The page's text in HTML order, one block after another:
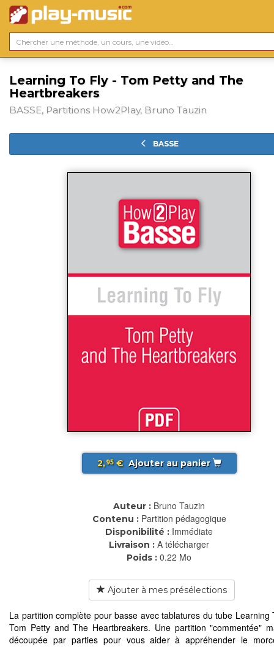
Learning To Fly - Tom Petty and The
Heartbreakers
BASSE, Partitions How2Play, Bruno Tauzin
BASSE
2,95€ Ajouter au panier
Auteur : Bruno Tauzin
Contenu : Partition pédagogique
Disponibilité : Immédiate
Livraison : A télécharger
Poids : 0.22 Mo
Ajouter à mes présélections
La partition complète pour basse avec tablatures du tube Learning
Tom Petty and The Heartbreakers. Une partition "commentée"
découpée par parties pour vous aider à appréhender le